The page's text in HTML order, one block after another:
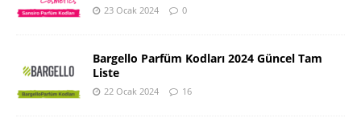
23 Ocak 2024 0
Bargello Parfüm Kodları 2024 Güncel Tam
Liste
22 Ocak 2024 16